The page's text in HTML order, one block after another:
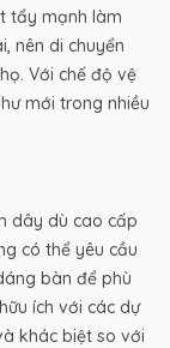
tẩy mạnh làm
nên di chuyển
Với chế độ vệ
mới trong nhiều
dây dù cao cấp
có thể yêu cầu
bàn để phù
ích với các dự
khác biệt so với